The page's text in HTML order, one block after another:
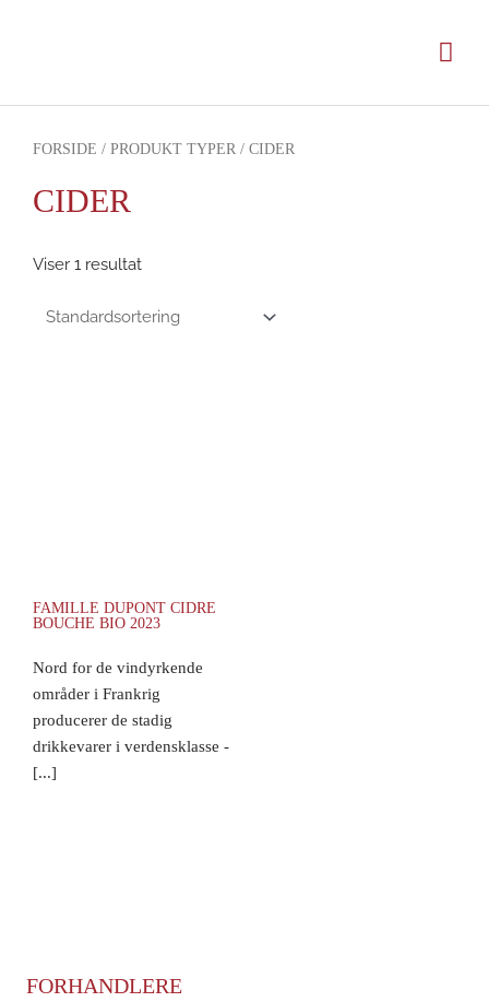
FORSIDE / PRODUKT TYPER / CIDER
CIDER
Viser 1 resultat
FAMILLE DUPONT CIDRE
BOUCHE BIO 2023
Nord for de vindyrkende
områder i Frankrig
producerer de stadig
drikkevarer i verdensklasse -
[...]
FORHANDLERE